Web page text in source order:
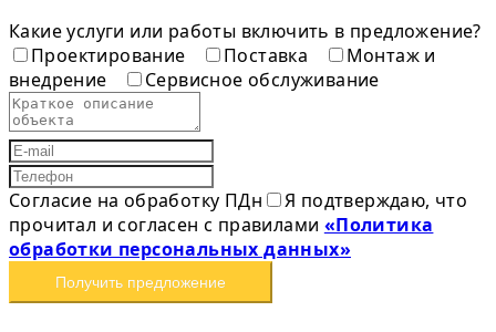
Какие услуги или работы включить в предложение?
Проектирование
Поставка
Монтаж и
внедрение
Сервисное обслуживание
Согласие на обработку ПДн
Я подтверждаю, что
прочитал и согласен с правилами «Политика
обработки персональных данных»
Получить предложение